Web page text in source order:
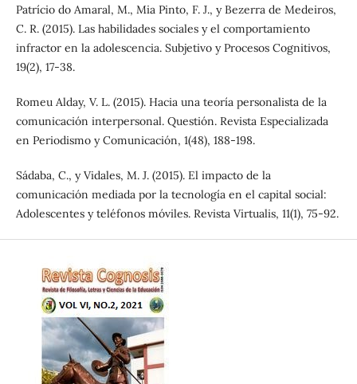
Patrício do Amaral, M., Mia Pinto, F. J., y Bezerra de Medeiros,
C. R. (2015). Las habilidades sociales y el comportamiento
infractor en la adolescencia. Subjetivo y Procesos Cognitivos,
19(2), 17-38.
Romeu Alday, V. L. (2015). Hacia una teoría personalista de la
comunicación interpersonal. Questión. Revista Especializada
en Periodismo y Comunicación, 1(48), 188-198.
Sádaba, C., y Vidales, M. J. (2015). El impacto de la
comunicación mediada por la tecnología en el capital social:
Adolescentes y teléfonos móviles. Revista Virtualis, 11(1), 75-92.